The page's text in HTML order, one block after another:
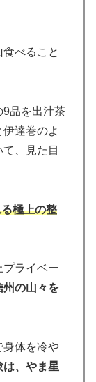
べること
9品を出汁茶
達巻のよ
、見た目
極上の整
プライベー
の山々を
身体を冷や
は、やま星